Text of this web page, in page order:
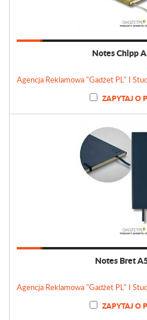
Notes Chipp
ZAPYTAJ O
Notes Bret
ZAPYTAJ O